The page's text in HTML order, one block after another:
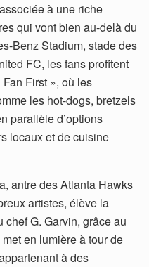
à une riche
qui vont bien au-delà du
Benz Stadium, stade des
FC, les fans profitent
First », où les
les hot-dogs, bretzels
parallèle d’options
locaux et de cuisine
antre des Atlanta Hawks
artistes, élève la
G. Garvin, grâce au
en lumière à tour de
à des